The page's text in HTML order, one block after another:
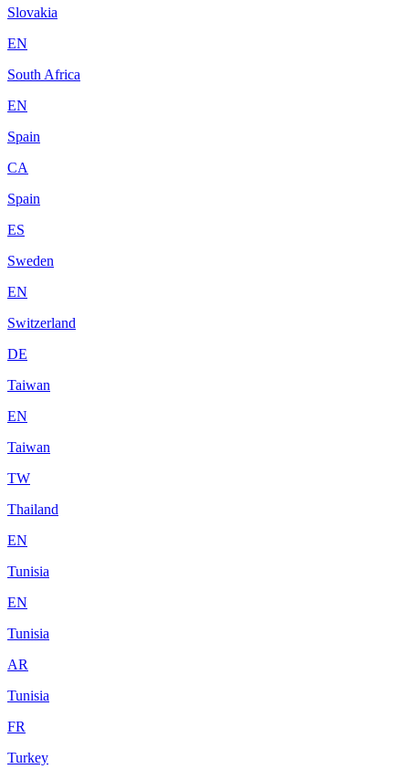
Slovakia
EN
South Africa
EN
Spain
CA
Spain
ES
Sweden
EN
Switzerland
DE
Taiwan
EN
Taiwan
TW
Thailand
EN
Tunisia
EN
Tunisia
AR
Tunisia
FR
Turkey